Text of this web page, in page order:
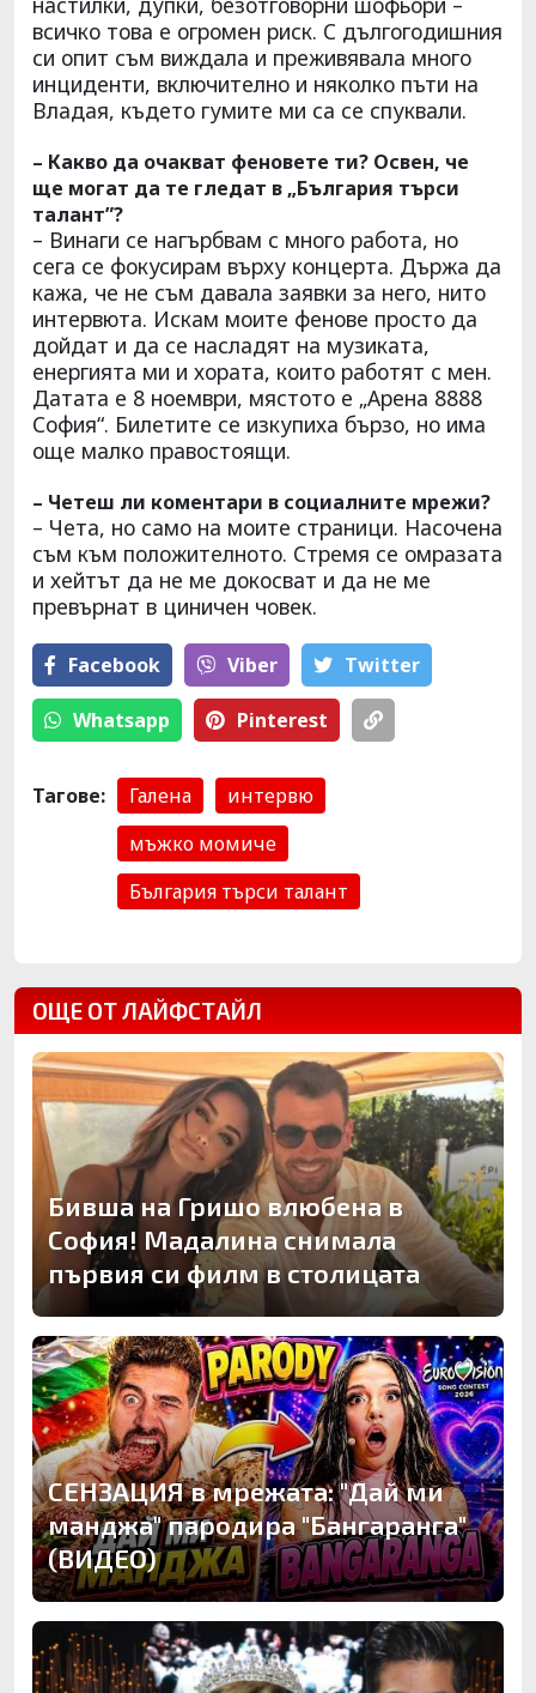
всичко това е огромен риск. С дългогодишния
си опит съм виждала и преживявала много
инциденти, включително и няколко пъти на
Владая, където гумите ми са се спуквали.
– Какво да очакват феновете ти? Освен, че
ще могат да те гледат в „България търси
талант”?
– Винаги се нагърбвам с много работа, но
сега се фокусирам върху концерта. Държа да
кажа, че не съм давала заявки за него, нито
интервюта. Искам моите фенове просто да
дойдат и да се насладят на музиката,
енергията ми и хората, които работят с мен.
Датата е 8 ноември, мястото е „Арена 8888
София“. Билетите се изкупиха бързо, но има
още малко правостоящи.
– Четеш ли коментари в социалните мрежи?
– Чета, но само на моите страници. Насочена
съм към положителното. Стремя се омразата
и хейтът да не ме докосват и да не ме
превърнат в циничен човек.
Facebook Viber Тwitter
Whatsapp Pinterest
Тагове: Галена
интервю
мъжко момиче
България търси талант
ОЩЕ ОТ ЛАЙФСТАЙЛ
Бивша на Гришо влюбена в
София! Мадалина снимала
първия си филм в столицата
СЕНЗАЦИЯ в мрежата: "Дай ми
манджа" пародира "Бангаранга"
(ВИДЕО)